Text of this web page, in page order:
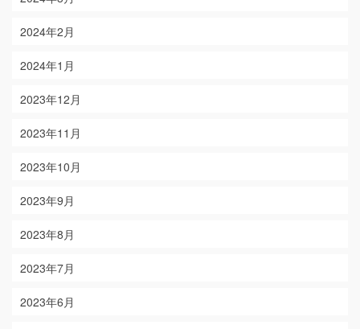
2024年2月
2024年1月
2023年12月
2023年11月
2023年10月
2023年9月
2023年8月
2023年7月
2023年6月